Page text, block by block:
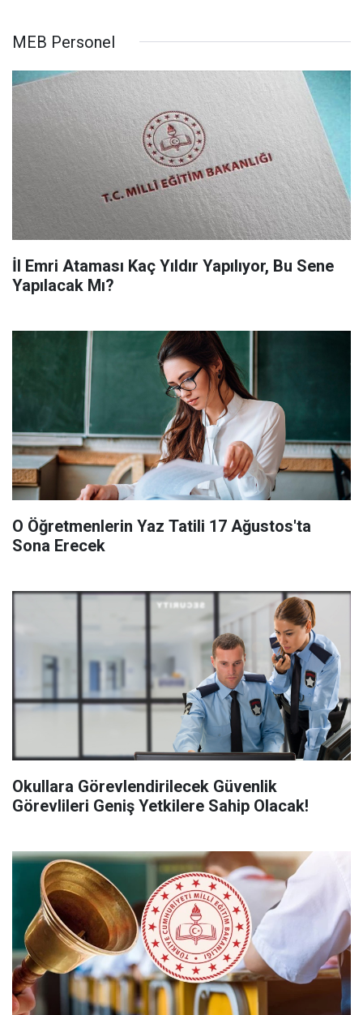
MEB Personel
İl Emri Ataması Kaç Yıldır Yapılıyor, Bu Sene
Yapılacak Mı?
O Öğretmenlerin Yaz Tatili 17 Ağustos'ta
Sona Erecek
Okullara Görevlendirilecek Güvenlik
Görevlileri Geniş Yetkilere Sahip Olacak!